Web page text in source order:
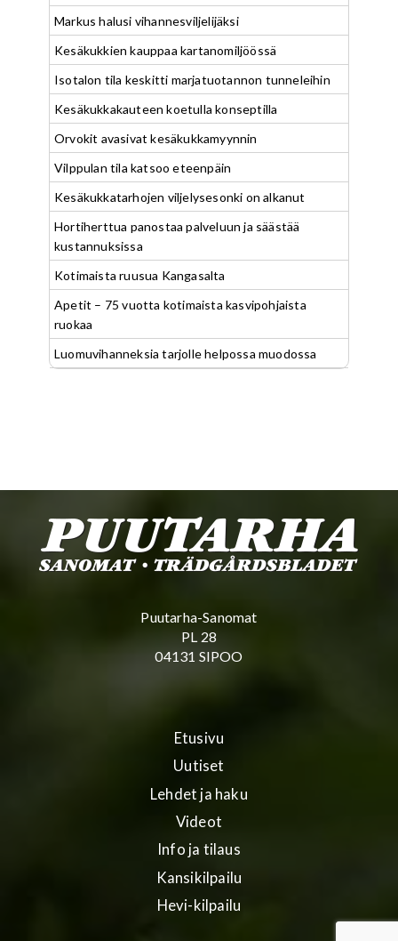
Markus halusi vihannesviljelijäksi
Kesäkukkien kauppaa kartanomiljöössä
Isotalon tila keskitti marjatuotannon tunneleihin
Kesäkukkakauteen koetulla konseptilla
Orvokit avasivat kesäkukkamyynnin
Vilppulan tila katsoo eteenpäin
Kesäkukkatarhojen viljelysesonki on alkanut
Hortiherttua panostaa palveluun ja säästää
kustannuksissa
Kotimaista ruusua Kangasalta
Apetit – 75 vuotta kotimaista kasvipohjaista
ruokaa
Luomuvihanneksia tarjolle helpossa muodossa
Puutarha-Sanomat
PL 28
04131 SIPOO
Etusivu
Uutiset
Lehdet ja haku
Videot
Info ja tilaus
Kansikilpailu
Hevi-kilpailu